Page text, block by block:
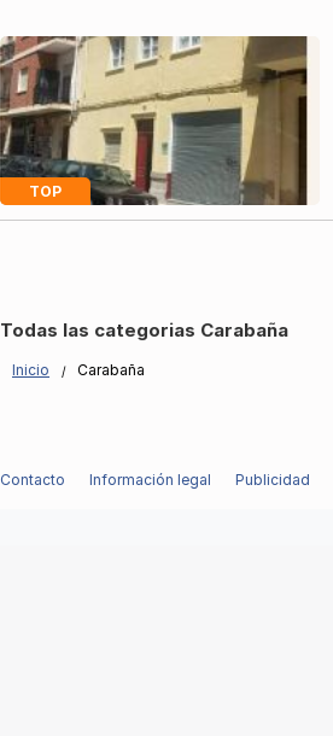
TOP
Todas las categorias Carabaña
Inicio Carabaña
Contacto Información legal Publicidad